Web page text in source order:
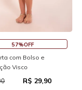
57%OFF
com Bolso e
Visco
R$ 29,90